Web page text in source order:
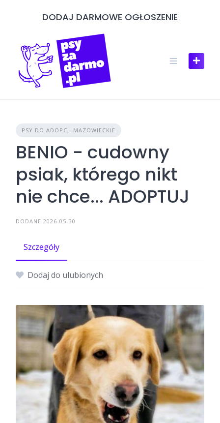
DODAJ DARMOWE OGŁOSZENIE
PSY DO ADOPCJI MAZOWIECKIE
BENIO - cudowny
psiak, którego nikt
nie chce... ADOPTUJ
DODANE 2026-05-30
Szczegóły
Dodaj do ulubionych